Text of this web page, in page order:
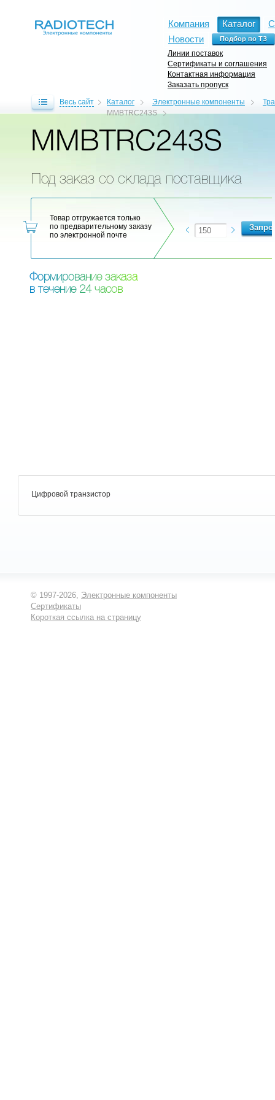
Компания Каталог
Новости
Линии поставок
Сертификаты и соглашения
Контактная информация
Заказать пропуск
Весь сайт Каталог Электронные компоненты
MMBTRC243S
MMBTRC243S
Под заказ со склада поставщика
Товар отгружается только
по предварительному заказу
по электронной почте
Формирование заказа
в течение 24 часов
Цифровой транзистор
© 1997-2026, Электронные компоненты
Сертификаты
Короткая ссылка на страницу